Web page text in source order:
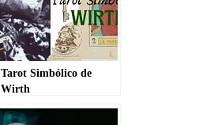
Tarot Simbólico de
Wirth